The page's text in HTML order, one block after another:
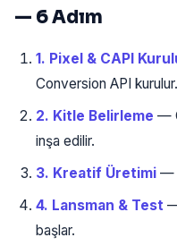
— 6 Adım
1. Pixel & CAPI
Conversion API kurulur.
2. Kitle Belirleme —
inşa edilir.
3. Kreatif Üretimi —
4. Lansman & Test
başlar.